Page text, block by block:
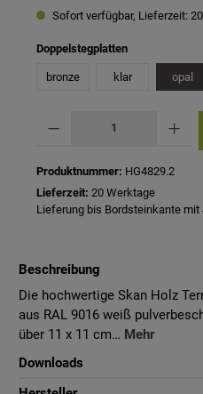
Sofort verfügbar, Lieferzeit:
Doppelstegplattenauswählen
bronze klar opal
Produktnummer: HG4829.2
Lieferzeit: 20 Werktage
Lieferung bis Bordsteinkante mit
Beschreibung
Die hochwertige Skan Holz
aus RAL 9016 weiß
über 11 x 11 cm… Mehr
Downloads